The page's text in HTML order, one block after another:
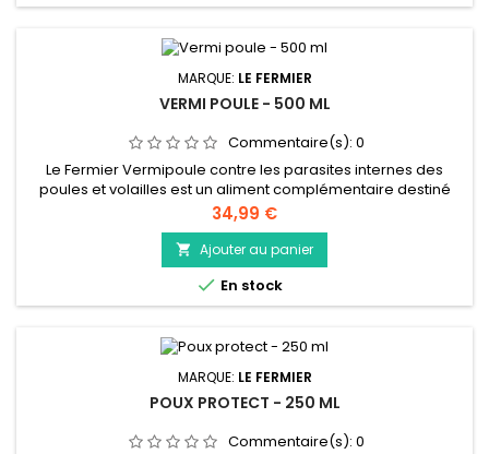
MARQUE: LE FERMIER
VERMI POULE - 500 ML
Commentaire(s): 0
Le Fermier Vermipoule contre les parasites internes des
poules et volailles est un aliment complémentaire destiné
aux volailles (poule, canard, dinde, oie…) qui contribue à
améliorer la résistance naturelle des volailles contre le
parasitisme interne. Vermipoule fait partie des compléments
alimentaires qui n’altère aucunement le goût et l’odeur des
œufs...
Prix
34,99 €
 Ajouter au panier
 En stock
MARQUE: LE FERMIER
POUX PROTECT - 250 ML
Commentaire(s): 0